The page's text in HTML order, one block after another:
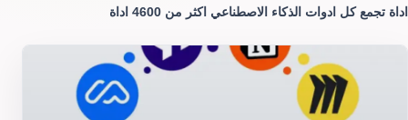
اداة تجمع كل ادوات الذكاء الاصطناعي اكثر من 4600 اداة